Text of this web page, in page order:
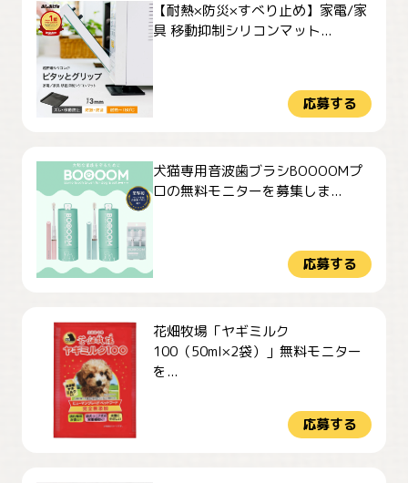
【耐熱×防災×すべり止め】家電/家
具 移動抑制シリコンマット...
応募する
犬猫専用音波歯ブラシBOOOOMプ
ロの無料モニターを募集しま...
応募する
花畑牧場「ヤギミルク
100（50ml×2袋）」無料モニター
を...
応募する